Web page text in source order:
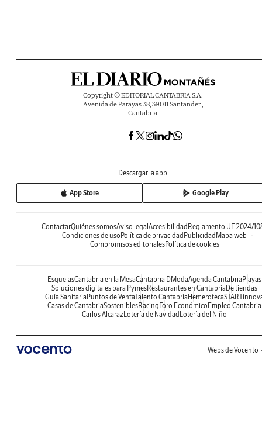
Copyright © EDITORIAL CANTABRIA S.A.
Avenida de Parayas 38, 39011 Santander ,
Cantabria
Descargar la app
App Store Google Play
ContactarQuiénes somosAviso legalAccesibilidadReglamento UE 2024/
Condiciones de usoPolítica de privacidadPublicidadMapa web
Compromisos editorialesPolítica de cookies
EsquelasCantabria en la MesaCantabria DModaAgenda CantabriaPlayas
Soluciones digitales para PymesRestaurantes en CantabriaDe tiendas
Guía SanitariaPuntos de VentaTalento CantabriaHemeroteca
Casas de CantabriaSosteniblesRacingForo EconómicoEmpleo Cantabria
Carlos AlcarazLotería de NavidadLotería del Niño
Webs de Vocento